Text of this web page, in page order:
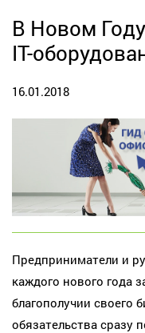
В Новом
IT-
16.01.2018
Предприниматели и
каждого нового года
благополучии своего
обязательства сразу